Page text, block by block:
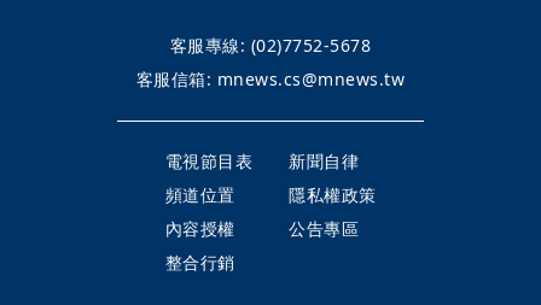
客服專線: (02)7752-5678
客服信箱: mnews.cs@mnews.tw
電視節目表
新聞自律
頻道位置
隱私權政策
內容授權
公告專區
整合行銷